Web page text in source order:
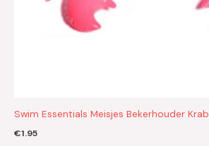
Swim Essentials Meisjes Bekerhouder Krab
€1.95